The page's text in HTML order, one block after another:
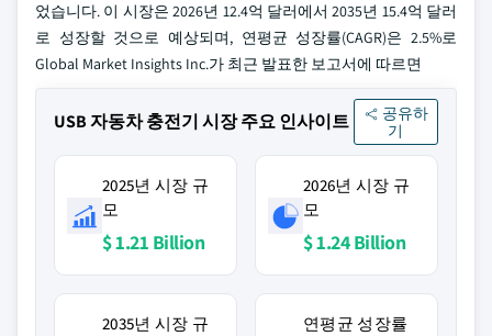
었습니다. 이 시장은 2026년 12.4억 달러에서 2035년 15.4억 달러
로 성장할 것으로 예상되며, 연평균 성장률(CAGR)은 2.5%로
Global Market Insights Inc.가 최근 발표한 보고서에 따르면
USB 자동차 충전기 시장 주요 인사이트
공유하
기
2025년 시장 규
모
$ 1.21 Billion
2026년 시장 규
모
$ 1.24 Billion
2035년 시장 규
연평균 성장률